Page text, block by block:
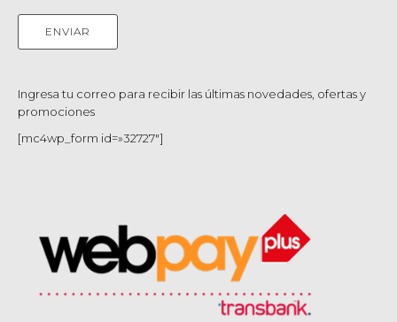
Ingresa tu correo para recibir las últimas novedades, ofertas y
promociones
[mc4wp_form id=»32727″]